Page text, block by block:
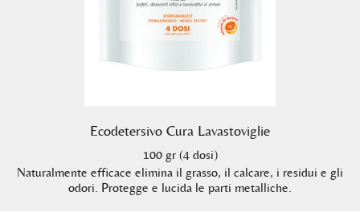
Ecodetersivo Cura Lavastoviglie
100 gr (4 dosi)
Naturalmente efficace elimina il grasso, il calcare, i residui e gli
odori. Protegge e lucida le parti metalliche.